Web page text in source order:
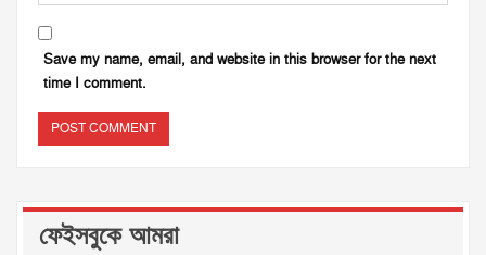
Save my name, email, and website in this browser for the next
time I comment.
ফেইসবুকে আমরা